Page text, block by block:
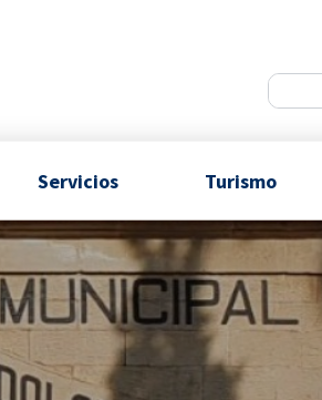
Servicios Turismo